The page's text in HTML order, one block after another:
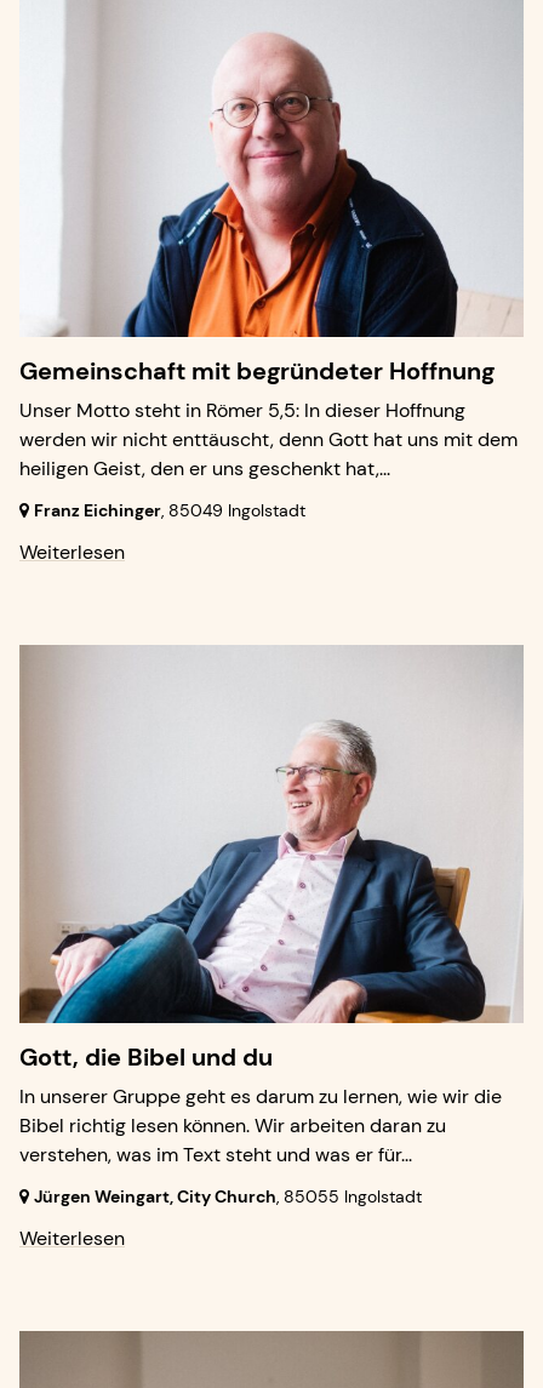
Gemeinschaft mit begründeter Hoffnung
Unser Motto steht in Römer 5,5: In dieser Hoffnung
werden wir nicht enttäuscht, denn Gott hat uns mit dem
heiligen Geist, den er uns geschenkt hat,...
Franz Eichinger, 85049 Ingolstadt
Weiterlesen
Gott, die Bibel und du
In unserer Gruppe geht es darum zu lernen, wie wir die
Bibel richtig lesen können. Wir arbeiten daran zu
verstehen, was im Text steht und was er für...
Jürgen Weingart, City Church, 85055 Ingolstadt
Weiterlesen